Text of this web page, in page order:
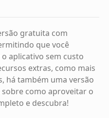
gratuita com
que você
aplicativo sem custo
extras, como mais
há também uma versão
como aproveitar o
e descubra!